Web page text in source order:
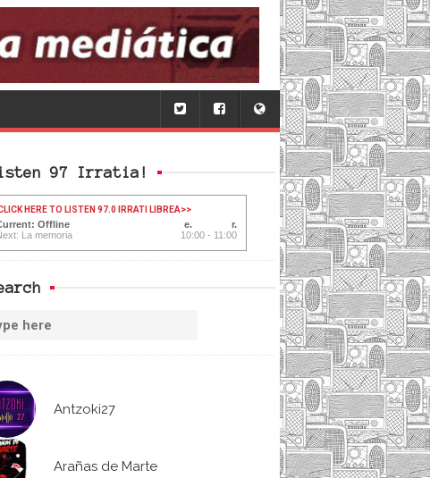
97 Irratia!
HERE TO LISTEN 97.0 IRRATI LIBREA>>
Offline
La memoria
10:00 - 11:00
Antzoki27
Arañas de Marte